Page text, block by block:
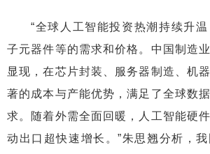
“全球人工智能投资热潮持续升温
子元器件等的需求和价格。中国制造
显现，在芯片封装、服务器制造、机
著的成本与产能优势，满足了全球数
求。随着外需全面回暖，人工智能硬
动出口超快速增长。”朱思翘分析，